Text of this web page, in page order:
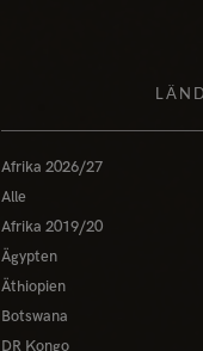
Afrika 2026/27
Alle
Afrika 2019/20
Ägypten
Äthiopien
Botswana
DR Kongo